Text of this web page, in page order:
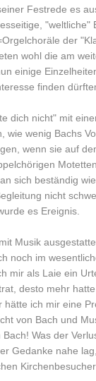
Festrede es
der
wohl die am
einige
finden
dich nicht" mit
wenig Bachs
wenn sie auf
sich beständig
nicht
es Ereignis.
Musik
noch im
mir als Laie ein
desto mehr
ich mir eine
von Bach und
Was der
Gedanke nahe